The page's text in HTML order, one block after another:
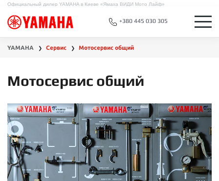
Официальный дилер YAMAHA в Киеве «Ямаха ВИДИ Мото Лайф»
+380 445 030 305
YAMAHA ❯ Сервис ❯ Мотосервис общий
Мотосервис общий